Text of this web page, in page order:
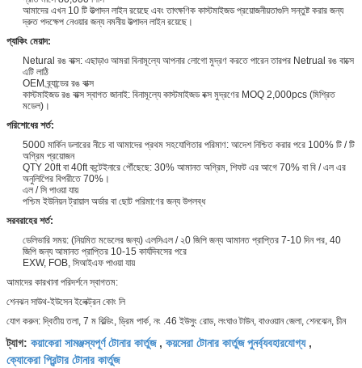
আমাদের এখন 10 টি উত্পাদন লাইন রয়েছে এবং তাৎক্ষণিক কাস্টমাইজড প্রয়োজনীয়তাগুলি সন্তুষ্ট করার জন্য
দ্রুত পদক্ষেপ নেওয়ার জন্য নমনীয় উত্পাদন লাইন রয়েছে।
প্যাকিং মেয়াদ:
Netural রঙ বাক্স: এছাড়াও আমরা বিনামূল্যে আপনার লোগো মুদ্রণ করতে পারেন তারপর Netrual রঙ বাক্সে
এটি লাঠি
OEM ব্র্যান্ডের রঙ বাক্স
কাস্টমাইজড রঙ বাক্স স্বাগত জানাই: বিনামূল্যে কাস্টমাইজড বক্স মুদ্রণের MOQ 2,000pcs (মিশ্রিত
মডেল)।
পরিশোধের শর্ত:
5000 মার্কিন ডলারের নীচে বা আমাদের প্রথম সহযোগিতার পরিমাণ: আদেশ নিশ্চিত করার পরে 100% টি / টি
অগ্রিম প্রয়োজন
QTY 20ft বা 40ft কন্টেইনারে পৌঁছেছে: 30% আমানত অগ্রিম, শিফট এর আগে 70% বা বি / এল এর
অনুলিপিের বিপরীতে 70%।
এল / সি পাওয়া যায়
পশ্চিম ইউনিয়ন ট্রায়াল অর্ডার বা ছোট পরিমাণের জন্য উপলব্ধ
সরবরাহের শর্ত:
ডেলিভারি সময়: (নিয়মিত মডেলের জন্য) এলসিএল / ২0 জিপি জন্য আমানত প্রাপ্তির 7-10 দিন পর, 40
জিপি জন্য আমানত প্রাপ্তির 10-15 কার্যদিবসের পরে
EXW, FOB, সিআইএফ পাওয়া যায়
আমাদের কারখানা পরিদর্শনে স্বাগতম:
শেনঝন সাউথ-ইউসেন ইলেক্ট্রন কোং লি
যোগ করুন: দ্বিতীয় তলা, 7 ম বিল্ডিং, ড্রিম পার্ক, নং .46 ইউসুং রোড, লংঘাও টাউন, বাওওয়ান জেলা, শেনঝেন, চীন
ট্যাগ: কয়াকেরা সামঞ্জস্যপূর্ণ টোনার কার্তুজ, কয়সেরা টোনার কার্তুজ পুনর্ব্যবহারযোগ্য,
ক্যোকেরা প্রিন্টার টোনার কার্তুজ